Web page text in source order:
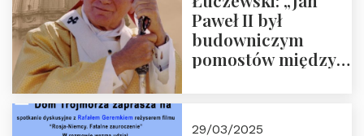
Paweł II był
budowniczym
pomostów między
29/03/2025